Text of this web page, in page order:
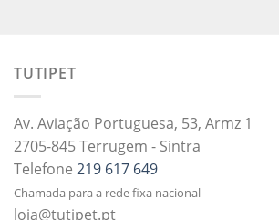
TUTIPET
Av. Aviação Portuguesa, 53, Armz 1
2705-845 Terrugem - Sintra
Telefone 219 617 649
Chamada para a rede fixa nacional
loja@tutipet.pt